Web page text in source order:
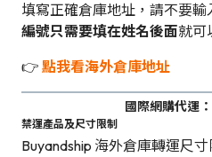
填寫正確倉庫地址，請不要輸
編號只需要填在姓名後面就可
👉 點我看海外倉庫地址
國際網購代運
禁運產品及尺寸限制
Buyandship 海外倉庫轉運尺